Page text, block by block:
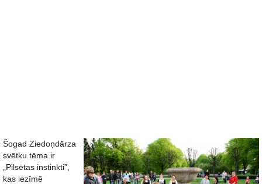
Šogad Ziedoņdārza
svētku tēma ir
„Pilsētas instinkti”,
kas iezīmē